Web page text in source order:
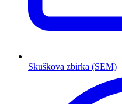
Skuškova zbirka (SEM)